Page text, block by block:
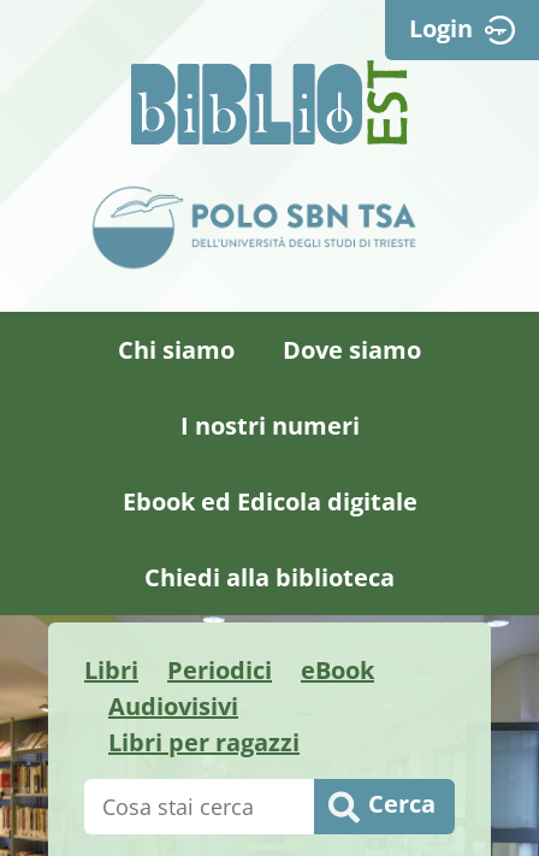
Login
Chi siamo Dove siamo
I nostri numeri
Ebook ed Edicola digitale
Chiedi alla biblioteca
Libri Periodici
eBook
Audiovisivi
Libri per ragazzi
Cerca su "Catalogo" Cerca